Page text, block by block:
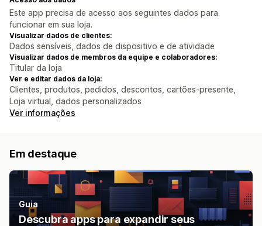
Este app precisa de acesso aos seguintes dados para
funcionar em sua loja.
Visualizar dados de clientes:
Dados sensíveis, dados de dispositivo e de atividade
Visualizar dados de membros da equipe e colaboradores:
Titular da loja
Ver e editar dados da loja:
Clientes, produtos, pedidos, descontos, cartões-presente,
Loja virtual, dados personalizados
Ver informações
Em destaque
Guia
Descubra apps para expandir seus